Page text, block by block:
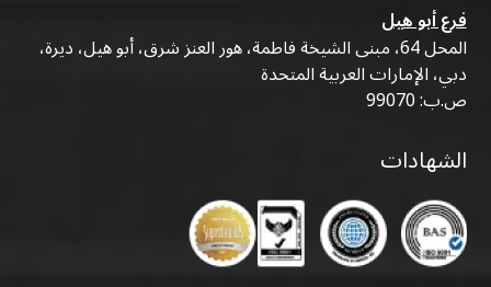
فرع أبو هيل
المحل 64، مبنى الشيخة فاطمة، هور العنز شرق، أبو هيل، ديرة،
دبي، الإمارات العربية المتحدة
ص.ب: 99070
الشهادات